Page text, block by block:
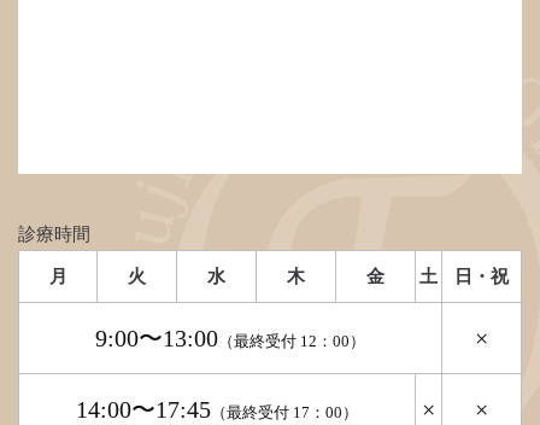
診療時間
月 火 水 木 金 土 日・祝
9:00〜13:00 （最終受付 12：00） ×
14:00〜17:45 （最終受付 17：00） × ×